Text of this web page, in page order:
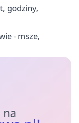
godziny,
- msze,
na